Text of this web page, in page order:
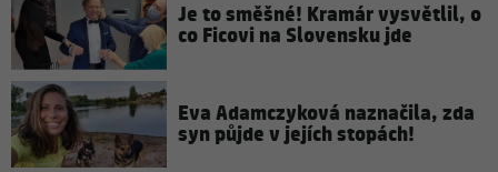
Je to směšné! Kramár vysvětlil, o
co Ficovi na Slovensku jde
Eva Adamczyková naznačila, zda
syn půjde v jejích stopách!